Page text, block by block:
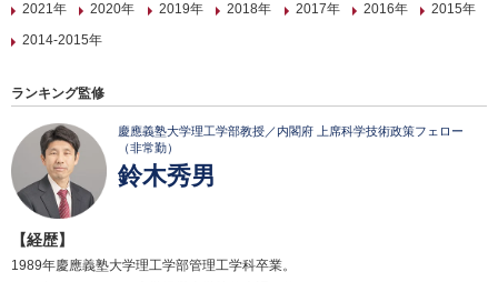
2021年
2020年 2019年 2018年 2017年 2016年
2015年
2014-2015年
ランキング監修
慶應義塾大学理工学部教授／内閣府 上席科学技術政策フェロー
（非常勤）
鈴木秀男
【経歴】
1989年慶應義塾大学理工学部管理工学科卒業。